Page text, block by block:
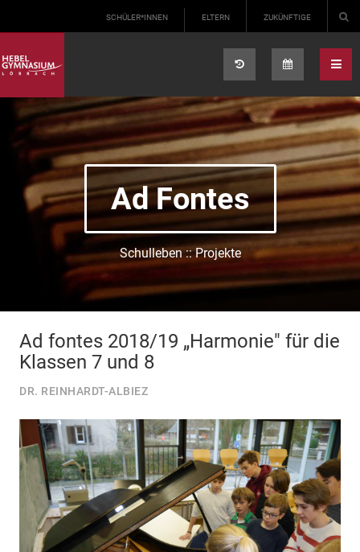
SCHÜLER*INNEN ELTERN ZUKÜNFTIGE
Ad Fontes
Schulleben :: Projekte
Ad fontes 2018/19 „Harmonie" für die
Klassen 7 und 8
DR. REINHARDT-ALBIEZ